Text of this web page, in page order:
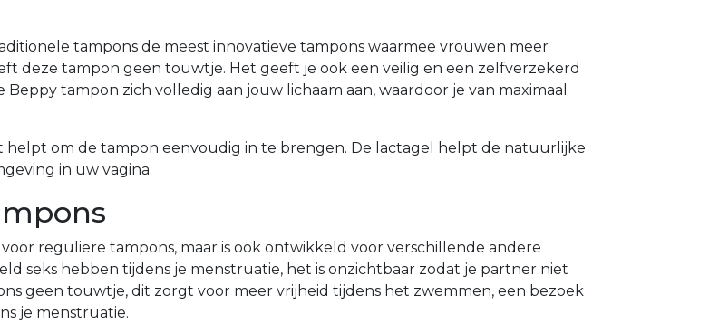
tampons de meest innovatieve tampons waarmee vrouwen meer
deze tampon geen touwtje. Het geeft je ook een veilig en een zelfverzekerd
tampon zich volledig aan jouw lichaam aan, waardoor je van maximaal
helpt om de tampon eenvoudig in te brengen. De lactagel helpt de natuurlijke
in uw vagina.
reguliere tampons, maar is ook ontwikkeld voor verschillende andere
seks hebben tijdens je menstruatie, het is onzichtbaar zodat je partner niet
geen touwtje, dit zorgt voor meer vrijheid tijdens het zwemmen, een bezoek
je menstruatie.